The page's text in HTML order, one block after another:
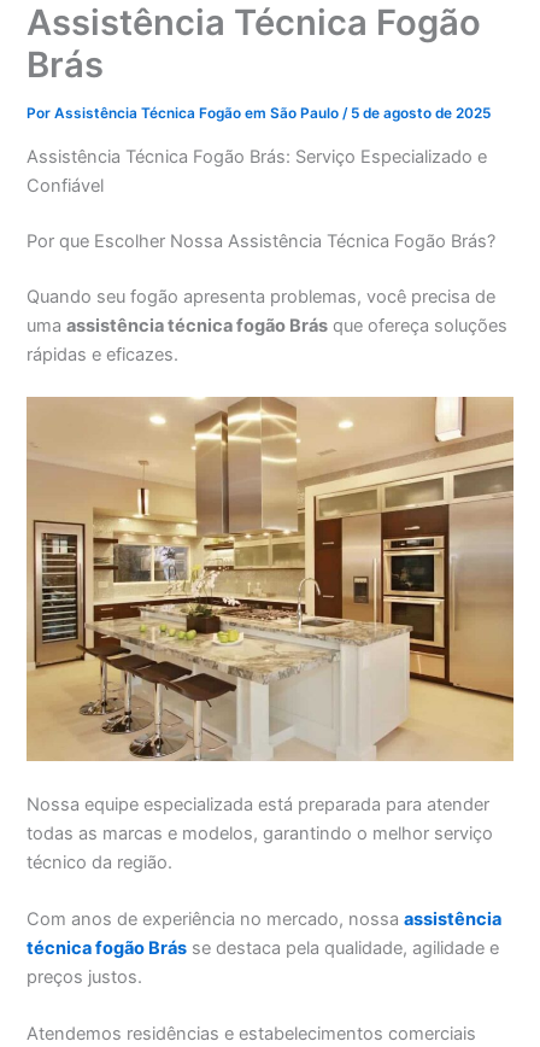
Assistência Técnica Fogão
Brás
PorAssistência Técnica Fogão em São Paulo/ 5 de agosto de 2025
Assistência Técnica Fogão Brás: Serviço Especializado e
Confiável
Por que Escolher Nossa Assistência Técnica Fogão Brás?
Quando seu fogão apresenta problemas, você precisa de
umaassistência técnica fogão Brás que ofereça soluções
rápidas e eficazes.
Nossa equipe especializada está preparada para atender
todas as marcas e modelos, garantindo o melhor serviço
técnico da região.
Com anos de experiência no mercado, nossaassistência
técnica fogão Brás se destaca pela qualidade, agilidade e
preços justos.
Atendemos residências e estabelecimentos comerciais